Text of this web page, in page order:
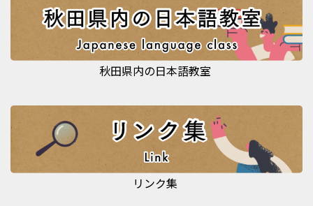
秋田県内の日本語教室
リンク集